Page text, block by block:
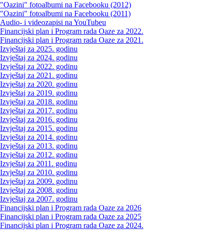
"Oazini" fotoalbumi na Facebooku (2012)
"Oazini" fotoalbumi na Facebooku (2011)
Audio- i videozapisi na YouTubeu
Financijski plan i Program rada Oaze za 2022.
Financijski plan i Program rada Oaze za 2021.
Izvještaj za 2025. godinu
Izvještaj za 2024. godinu
Izvještaj za 2022. godinu
Izvještaj za 2021. godinu
Izvještaj za 2020. godinu
Izvještaj za 2019. godinu
Izvještaj za 2018. godinu
Izvještaj za 2017. godinu
Izvještaj za 2016. godinu
Izvještaj za 2015. godinu
Izvještaj za 2014. godinu
Izvještaj za 2013. godinu
Izvještaj za 2012. godinu
Izvještaj za 2011. godinu
Izvještaj za 2010. godinu
Izvještaj za 2009. godinu
Izvještaj za 2008. godinu
Izvještaj za 2007. godinu
Financijski plan i Program rada Oaze za 2026
Financijski plan i Program rada Oaze za 2025
Financijski plan i Program rada Oaze za 2024.